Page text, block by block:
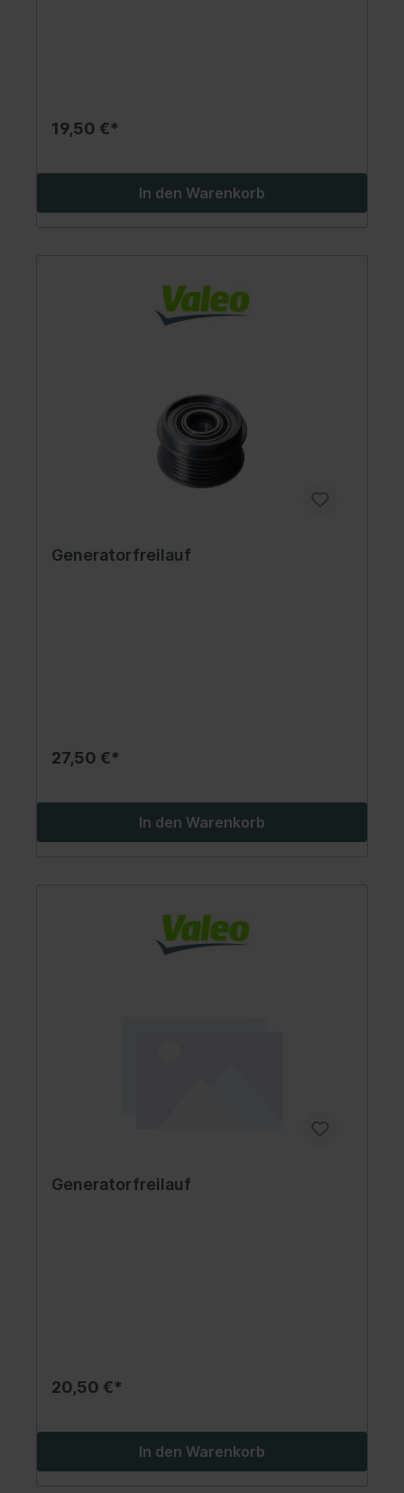
19,50 €*
In den Warenkorb
Generatorfreilauf
27,50 €*
In den Warenkorb
Generatorfreilauf
20,50 €*
In den Warenkorb